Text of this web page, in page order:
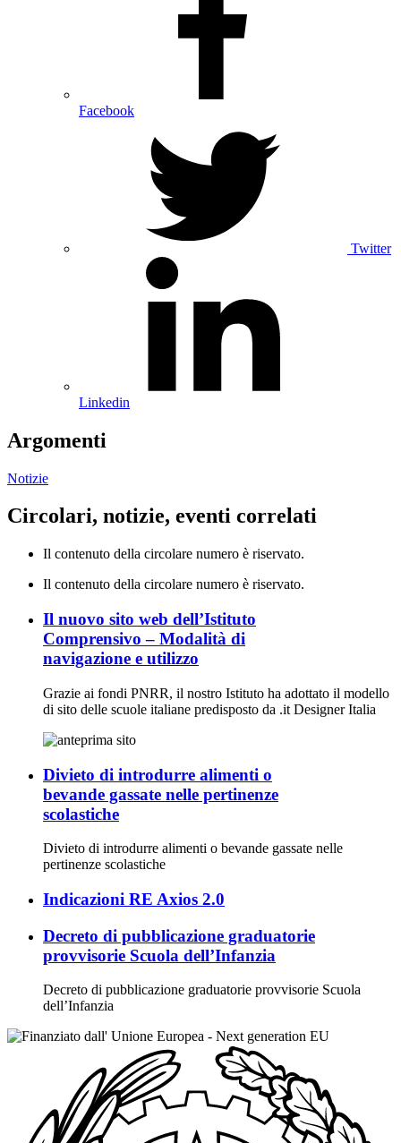
Facebook
Twitter
Linkedin
Argomenti
Notizie
Circolari, notizie, eventi correlati
Il contenuto della circolare numero è riservato.
Il contenuto della circolare numero è riservato.
Il nuovo sito web dell’Istituto
Comprensivo – Modalità di
navigazione e utilizzo
Grazie ai fondi PNRR, il nostro Istituto ha adottato il modello
di sito delle scuole italiane predisposto da .it Designer Italia
Divieto di introdurre alimenti o
bevande gassate nelle pertinenze
scolastiche
Divieto di introdurre alimenti o bevande gassate nelle
pertinenze scolastiche
Indicazioni RE Axios 2.0
Decreto di pubblicazione graduatorie
provvisorie Scuola dell’Infanzia
Decreto di pubblicazione graduatorie provvisorie Scuola
dell’Infanzia